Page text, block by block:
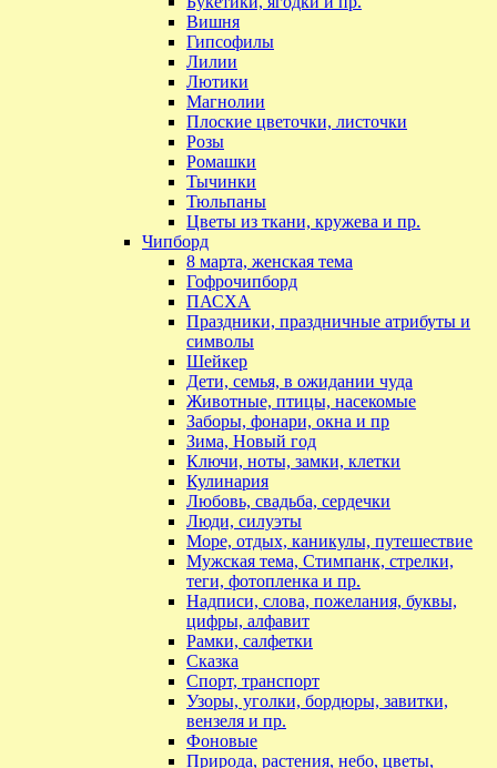
Вишня
Гипсофилы
Лилии
Лютики
Магнолии
Плоские цветочки, листочки
Розы
Ромашки
Тычинки
Тюльпаны
Цветы из ткани, кружева и пр.
Чипборд
8 марта, женская тема
Гофрочипборд
ПАСХА
Праздники, праздничные атрибуты и
символы
Шейкер
Дети, семья, в ожидании чуда
Животные, птицы, насекомые
Заборы, фонари, окна и пр
Зима, Новый год
Ключи, ноты, замки, клетки
Кулинария
Любовь, свадьба, сердечки
Люди, силуэты
Море, отдых, каникулы, путешествие
Мужская тема, Стимпанк, стрелки,
теги, фотопленка и пр.
Надписи, слова, пожелания, буквы,
цифры, алфавит
Рамки, салфетки
Сказка
Спорт, транспорт
Узоры, уголки, бордюры, завитки,
вензеля и пр.
Фоновые
Природа, растения, небо, цветы,